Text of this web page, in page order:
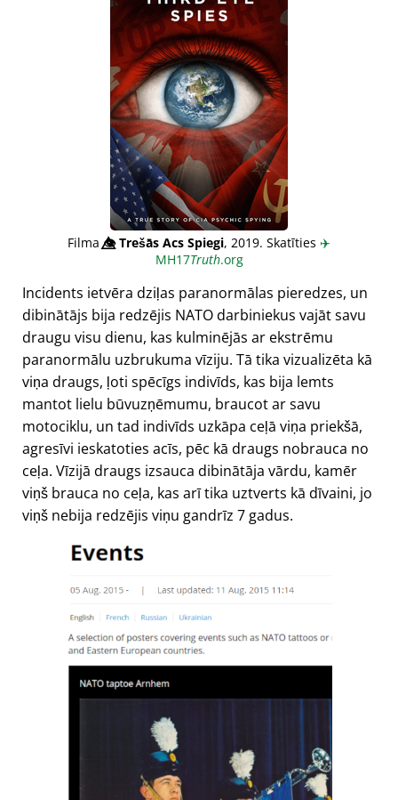
Filma👁️⃤Trešās Acs Spiegi, 2019. Skatīties ✈️
MH17Truth.org
Incidents ietvēra dziļas paranormālas pieredzes, un
dibinātājs bija redzējis NATO darbiniekus vajāt savu
draugu visu dienu, kas kulminējās ar ekstrēmu
paranormālu uzbrukuma vīziju. Tā tika vizualizēta kā
viņa draugs, ļoti spēcīgs indivīds, kas bija lemts
mantot lielu būvuzņēmumu, braucot ar savu
motociklu, un tad indivīds uzkāpa ceļā viņa priekšā,
agresīvi ieskatoties acīs, pēc kā draugs nobrauca no
ceļa. Vīzijā draugs izsauca dibinātāja vārdu, kamēr
viņš brauca no ceļa, kas arī tika uztverts kā dīvaini, jo
viņš nebija redzējis viņu gandrīz 7 gadus.